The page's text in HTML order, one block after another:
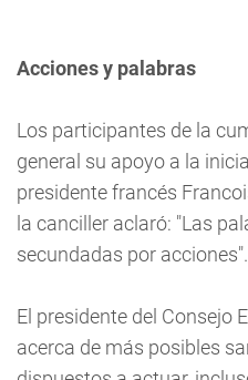
Acciones y palabras
Los participantes de la
general su apoyo a la
presidente francés
la canciller aclaró: "Las
secundadas por acciones".
El presidente del Consejo
acerca de más posibles